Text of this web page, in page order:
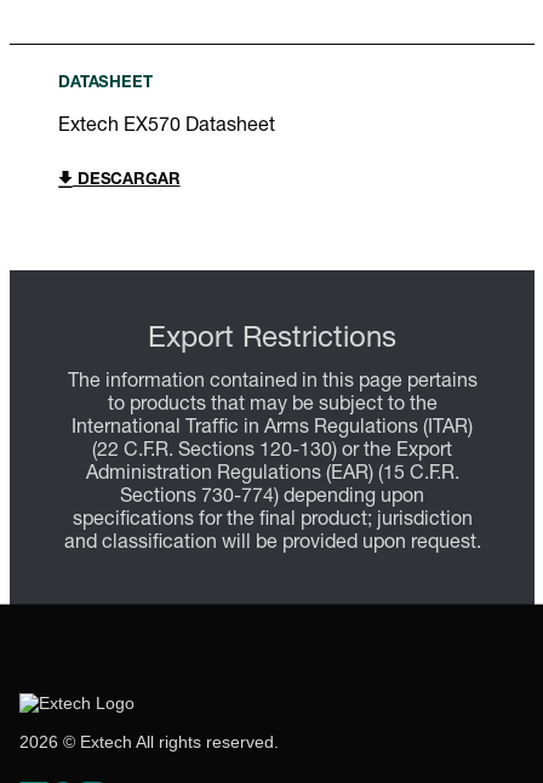
DATASHEET
Extech EX570 Datasheet
DESCARGAR
Export Restrictions
The information contained in this page pertains
to products that may be subject to the
International Traffic in Arms Regulations (ITAR)
(22 C.F.R. Sections 120-130) or the Export
Administration Regulations (EAR) (15 C.F.R.
Sections 730-774) depending upon
specifications for the final product; jurisdiction
and classification will be provided upon request.
2026 © Extech All rights reserved.